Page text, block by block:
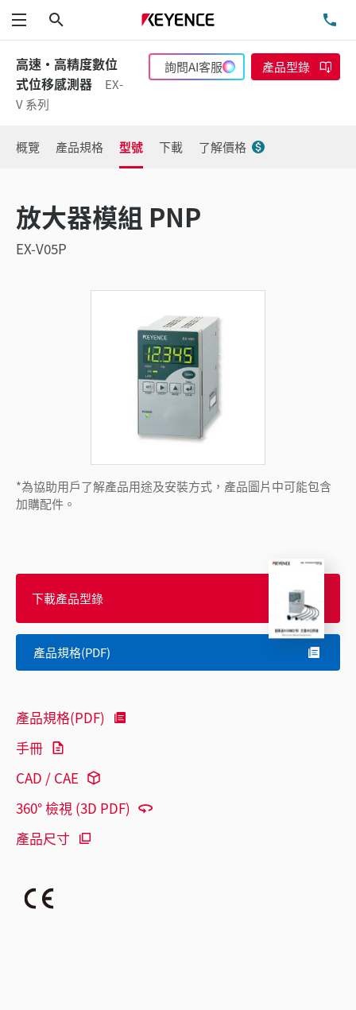
功能表
高速·高精度數位
式位移感測器
EX-
V 系列
詢問AI客服 產品型錄
概覽 產品規格 型號 下載 了解價格
放大器模組 PNP
EX-V05P
*為協助用戶了解產品用途及安裝方式，產品圖片中可能包含
加購配件。
下載產品型錄
產品規格(PDF)
產品規格(PDF)
手冊
CAD / CAE
360° 檢視 (3D PDF)
產品尺寸